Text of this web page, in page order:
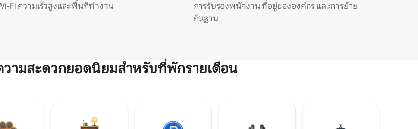
Fi ความเร็วสูงและพื้นที่ทำงาน
การรับรองพนักงาน ที่อยู่ขององค์กร และการย้าย
ถิ่นฐาน
วามสะดวกยอดนิยมสำหรับที่พักรายเดือน